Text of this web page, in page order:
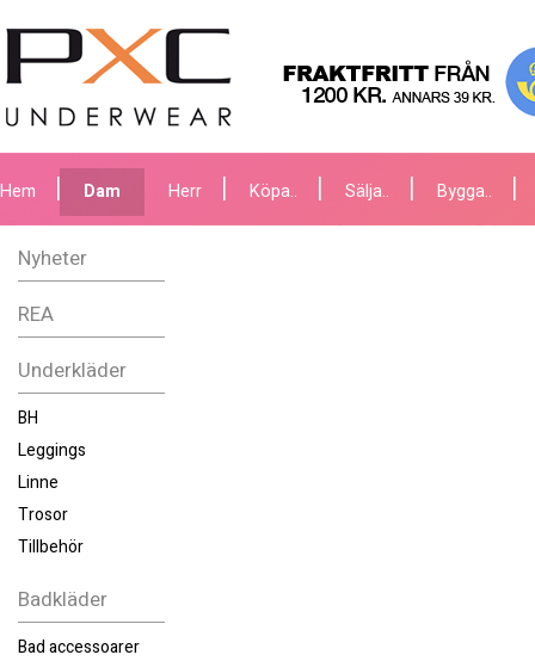
Hem Dam Herr Köpa.. Sälja.. Bygga..
Nyheter
REA
Underkläder
BH
Leggings
Linne
Trosor
Tillbehör
Badkläder
Bad accessoarer